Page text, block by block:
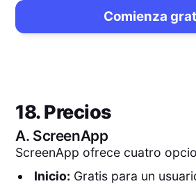
Comienza
18. Precios
A. ScreenApp
ScreenApp ofrece cuatro
Inicio: Gratis para un